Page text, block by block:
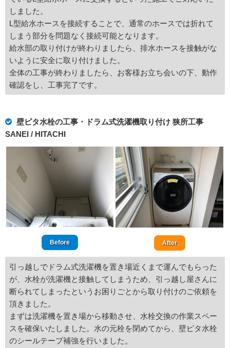
しました。
L型給水ホースを接続することで、通常のホースでは折れて
しまう部分を問題なく接続可能となります。
給水部の取り付けが終わりましたら、排水ホースを接触がな
いように安全に取り付けました。
全体の工事が終わりましたら、お客様お立ち会いの下、動作
確認をし、工事完了です。
壁ピタ水栓の工事・ドラム式洗濯機取り付け 狭所工事
SANEI / HITACHI
Before After
引っ越しでドラム式洗濯機を置き場近くまで運んでもらった
が、水栓が洗濯機と接触してしまうため、引っ越し屋さんに
断られてしまったというお困りごとから取り付けのご依頼を
頂きました。
まずは洗濯機を置き場から移動させ、水栓交換の作業スペー
スを確保いたしました。水の元栓を閉めてから、壁ピタ水栓
のシールテープ補強を行いました。